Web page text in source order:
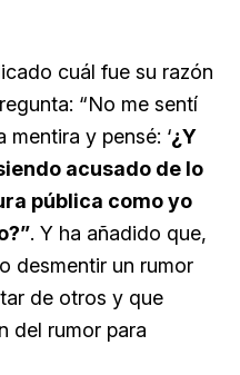
cuál fue su razón
“No me sentí
y pensé: ‘¿Y
acusado de lo
pública como yo
. Y ha añadido que,
desmentir un rumor
de otros y que
del rumor para